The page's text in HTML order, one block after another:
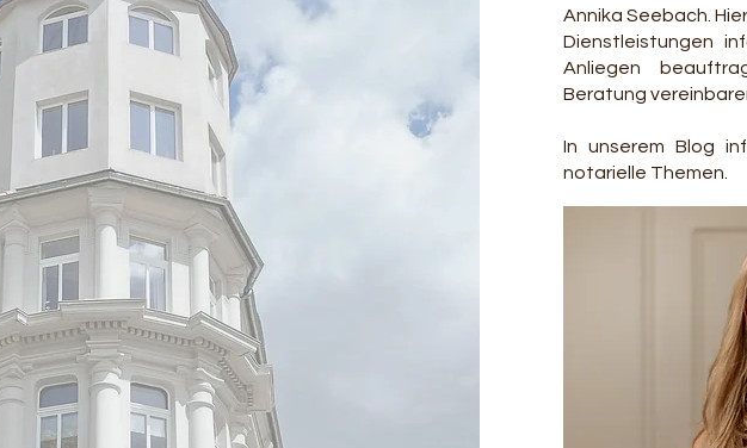
Annika Seebach.
Dienstleistungen
Anliegen
Beratung
In unserem Blog
notarielle Themen.